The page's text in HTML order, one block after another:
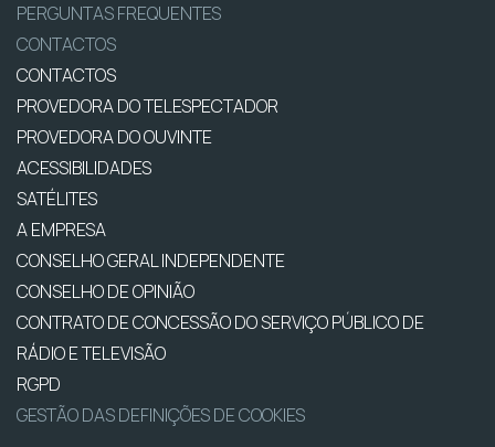
PERGUNTAS FREQUENTES
CONTACTOS
CONTACTOS
PROVEDORA DO TELESPECTADOR
PROVEDORA DO OUVINTE
ACESSIBILIDADES
SATÉLITES
A EMPRESA
CONSELHO GERAL INDEPENDENTE
CONSELHO DE OPINIÃO
CONTRATO DE CONCESSÃO DO SERVIÇO PÚBLICO DE
RÁDIO E TELEVISÃO
RGPD
GESTÃO DAS DEFINIÇÕES DE COOKIES